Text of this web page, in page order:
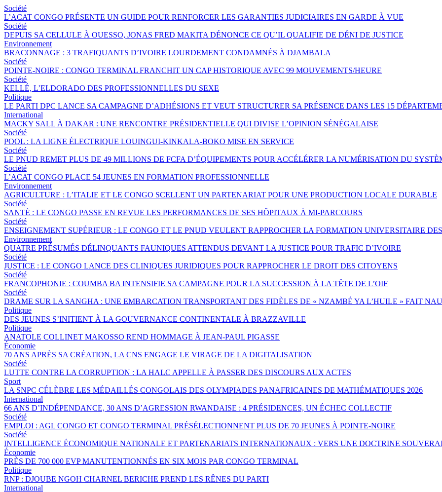
Société
L’ACAT CONGO PRÉSENTE UN GUIDE POUR RENFORCER LES GARANTIES JUDICIAIRES EN GARDE À VUE
Société
DEPUIS SA CELLULE À OUESSO, JONAS FRED MAKITA DÉNONCE CE QU’IL QUALIFIE DE DÉNI DE JUSTICE
Environnement
BRACONNAGE : 3 TRAFIQUANTS D’IVOIRE LOURDEMENT CONDAMNÉS À DJAMBALA
Société
POINTE-NOIRE : CONGO TERMINAL FRANCHIT UN CAP HISTORIQUE AVEC 99 MOUVEMENTS/HEURE
Société
KELLÉ, L’ELDORADO DES PROFESSIONNELLES DU SEXE
Politique
LE PARTI DPC LANCE SA CAMPAGNE D’ADHÉSIONS ET VEUT STRUCTURER SA PRÉSENCE DANS LES 15
International
MACKY SALL À DAKAR : UNE RENCONTRE PRÉSIDENTIELLE QUI DIVISE L’OPINION SÉNÉGALAISE
Société
POOL : LA LIGNE ÉLECTRIQUE LOUINGUI-KINKALA-BOKO MISE EN SERVICE
Société
LE PNUD REMET PLUS DE 49 MILLIONS DE FCFA D’ÉQUIPEMENTS POUR ACCÉLÉRER LA NUMÉRISATION DU
Société
L’ACAT CONGO PLACE 54 JEUNES EN FORMATION PROFESSIONNELLE
Environnement
AGRICULTURE : L’ITALIE ET LE CONGO SCELLENT UN PARTENARIAT POUR UNE PRODUCTION LOCALE DURABLE
Société
SANTÉ : LE CONGO PASSE EN REVUE LES PERFORMANCES DE SES HÔPITAUX À MI-PARCOURS
Société
ENSEIGNEMENT SUPÉRIEUR : LE CONGO ET LE PNUD VEULENT RAPPROCHER LA FORMATION UNIVERSITAIRE
Environnement
QUATRE PRÉSUMÉS DÉLINQUANTS FAUNIQUES ATTENDUS DEVANT LA JUSTICE POUR TRAFIC D’IVOIRE
Société
JUSTICE : LE CONGO LANCE DES CLINIQUES JURIDIQUES POUR RAPPROCHER LE DROIT DES CITOYENS
Société
FRANCOPHONIE : COUMBA BA INTENSIFIE SA CAMPAGNE POUR LA SUCCESSION À LA TÊTE DE L’OIF
Société
DRAME SUR LA SANGHA : UNE EMBARCATION TRANSPORTANT DES FIDÈLES DE « NZAMBÉ YA L’HUILE » FAIT
Politique
DES JEUNES S’INITIENT À LA GOUVERNANCE CONTINENTALE À BRAZZAVILLE
Politique
ANATOLE COLLINET MAKOSSO REND HOMMAGE À JEAN-PAUL PIGASSE
Économie
70 ANS APRÈS SA CRÉATION, LA CNS ENGAGE LE VIRAGE DE LA DIGITALISATION
Société
LUTTE CONTRE LA CORRUPTION : LA HALC APPELLE À PASSER DES DISCOURS AUX ACTES
Sport
LA SNPC CÉLÈBRE LES MÉDAILLÉS CONGOLAIS DES OLYMPIADES PANAFRICAINES DE MATHÉMATIQUES 2026
International
66 ANS D’INDÉPENDANCE, 30 ANS D’AGRESSION RWANDAISE : 4 PRÉSIDENCES, UN ÉCHEC COLLECTIF
Société
EMPLOI : AGL CONGO ET CONGO TERMINAL PRÉSÉLECTIONNENT PLUS DE 70 JEUNES À POINTE-NOIRE
Société
INTELLIGENCE ÉCONOMIQUE NATIONALE ET PARTENARIATS INTERNATIONAUX : VERS UNE DOCTRINE
Économie
PRÈS DE 700 000 EVP MANUTENTIONNÉS EN SIX MOIS PAR CONGO TERMINAL
Politique
RNP : DJOUBE NGOH CHARNEL BERICHE PREND LES RÊNES DU PARTI
International